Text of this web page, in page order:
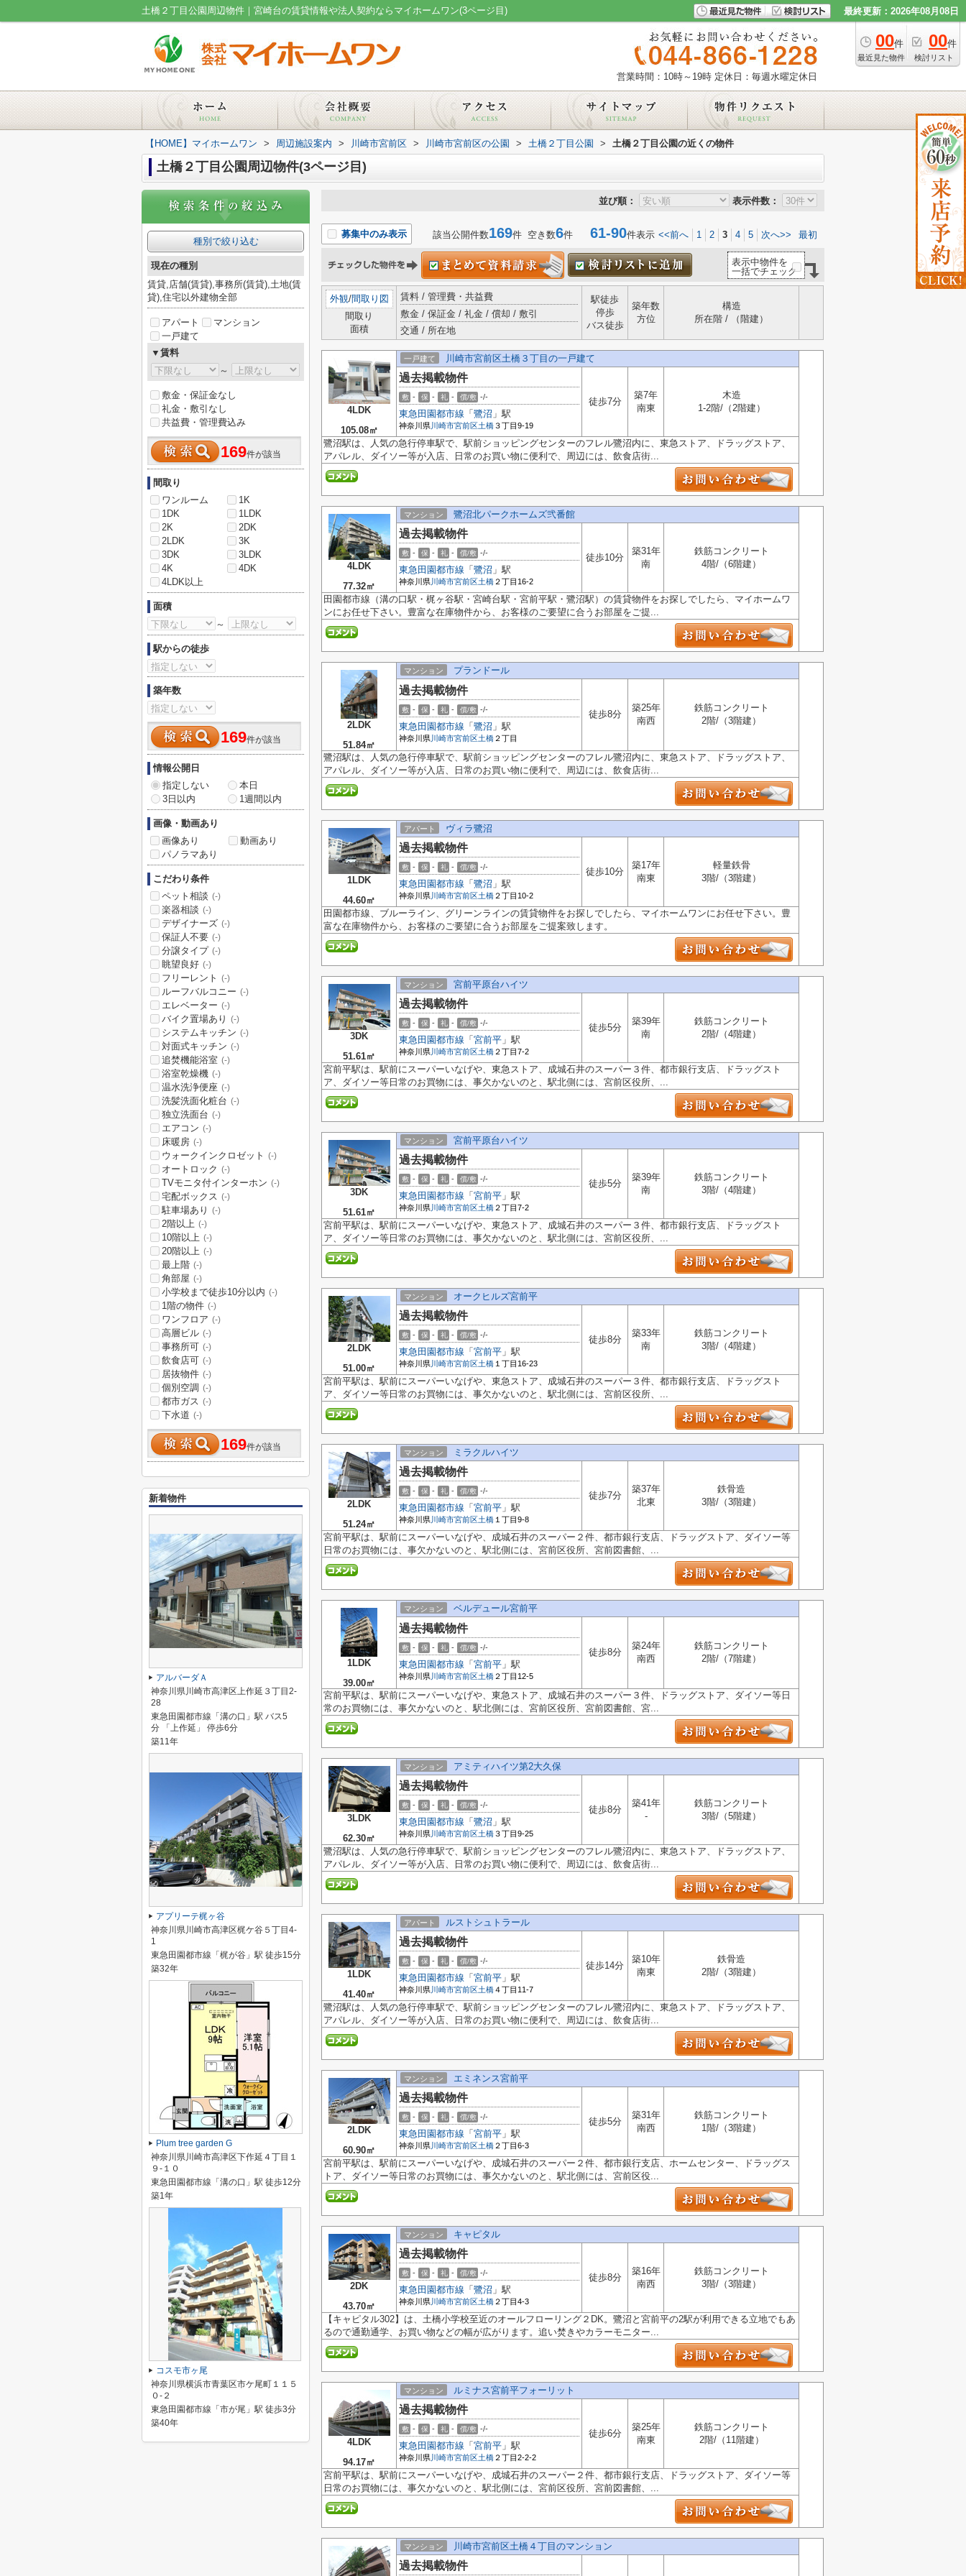
土橋２丁目公園周辺物件｜宮崎台の賃貸情報や法人契約ならマイホームワン(3ページ目) 最終更新：2026年08月08日
00件
最近見た物件
00件
検討リスト
営業時間：10時～19時 定休日：毎週水曜定休日
【HOME】マイホームワン > 周辺施設案内 > 川崎市宮前区 > 川崎市宮前区の公園 > 土橋２丁目公園 > 土橋２丁目公園の近くの物件
土橋２丁目公園周辺物件(3ページ目)
並び順： 表示件数：
募集中のみ表示 該当公開件数169件 空き数6件 61-90件表示 <<前へ 1 2 3 4 5 次へ>> 最初
表示中物件を
一括でチェック
外観/間取り図
間取り
面積
賃料 / 管理費・共益費
敷金 / 保証金 / 礼金 / 償却 / 敷引
交通 / 所在地
駅徒歩
停歩
バス徒歩
築年数
方位
構造
所在階 / （階建）
4LDK
105.08㎡
一戸建て 川崎市宮前区土橋３丁目の一戸建て
過去掲載物件
敷 - 保 - 礼 - 償/敷 -/-
東急田園都市線 「 鷺沼 」駅
神奈川県川崎市宮前区 土橋３丁目9-19
徒歩7分
築7年
南東
木造
1-2階/（2階建）
鷺沼駅は、人気の急行停車駅で、駅前ショッピングセンターのフレル鷺沼内に、東急ストア、ドラッグストア、
アパレル、ダイソー等が入店、日常のお買い物に便利で、周辺には、飲食店街...
4LDK
77.32㎡
マンション 鷺沼北パークホームズ弐番館
過去掲載物件
敷 - 保 - 礼 - 償/敷 -/-
東急田園都市線 「 鷺沼 」駅
神奈川県川崎市宮前区 土橋 ２丁目16-2
徒歩10分
築31年
南
鉄筋コンクリート
4階/（6階建）
田園都市線（溝の口駅・梶ヶ谷駅・宮崎台駅・宮前平駅・鷺沼駅）の賃貸物件をお探しでしたら、マイホームワ
ンにお任せ下さい。豊富な在庫物件から、お客様のご要望に合うお部屋をご提...
2LDK
51.84㎡
マンション プランドール
過去掲載物件
敷 - 保 - 礼 - 償/敷 -/-
東急田園都市線 「 鷺沼 」駅
神奈川県川崎市宮前区 土橋 ２丁目
徒歩8分
築25年
南西
鉄筋コンクリート
2階/（3階建）
鷺沼駅は、人気の急行停車駅で、駅前ショッピングセンターのフレル鷺沼内に、東急ストア、ドラッグストア、
アパレル、ダイソー等が入店、日常のお買い物に便利で、周辺には、飲食店街...
1LDK
44.60㎡
アパート ヴィラ鷺沼
過去掲載物件
敷 - 保 - 礼 - 償/敷 -/-
東急田園都市線 「 鷺沼 」駅
神奈川県川崎市宮前区 土橋 ２丁目10-2
徒歩10分
築17年
南東
軽量鉄骨
3階/（3階建）
田園都市線、ブルーライン、グリーンラインの賃貸物件をお探しでしたら、マイホームワンにお任せ下さい。豊
富な在庫物件から、お客様のご要望に合うお部屋をご提案致します。
3DK
51.61㎡
マンション 宮前平原台ハイツ
過去掲載物件
敷 - 保 - 礼 - 償/敷 -/-
東急田園都市線 「 宮前平 」駅
神奈川県川崎市宮前区 土橋 ２丁目7-2
徒歩5分
築39年
南
鉄筋コンクリート
2階/（4階建）
宮前平駅は、駅前にスーパーいなげや、東急ストア、成城石井のスーパー３件、都市銀行支店、ドラッグスト
ア、ダイソー等日常のお買物には、事欠かないのと、駅北側には、宮前区役所、...
3DK
51.61㎡
マンション 宮前平原台ハイツ
過去掲載物件
敷 - 保 - 礼 - 償/敷 -/-
東急田園都市線 「 宮前平 」駅
神奈川県川崎市宮前区 土橋 ２丁目7-2
徒歩5分
築39年
南
鉄筋コンクリート
3階/（4階建）
宮前平駅は、駅前にスーパーいなげや、東急ストア、成城石井のスーパー３件、都市銀行支店、ドラッグスト
ア、ダイソー等日常のお買物には、事欠かないのと、駅北側には、宮前区役所、...
2LDK
51.00㎡
マンション オークヒルズ宮前平
過去掲載物件
敷 - 保 - 礼 - 償/敷 -/-
東急田園都市線 「 宮前平 」駅
神奈川県川崎市宮前区 土橋 １丁目16-23
徒歩8分
築33年
南
鉄筋コンクリート
3階/（4階建）
宮前平駅は、駅前にスーパーいなげや、東急ストア、成城石井のスーパー３件、都市銀行支店、ドラッグスト
ア、ダイソー等日常のお買物には、事欠かないのと、駅北側には、宮前区役所、...
2LDK
51.24㎡
マンション ミラクルハイツ
過去掲載物件
敷 - 保 - 礼 - 償/敷 -/-
東急田園都市線 「 宮前平 」駅
神奈川県川崎市宮前区 土橋 １丁目9-8
徒歩7分
築37年
北東
鉄骨造
3階/（3階建）
宮前平駅は、駅前にスーパーいなげや、成城石井のスーパー２件、都市銀行支店、ドラッグストア、ダイソー等
日常のお買物には、事欠かないのと、駅北側には、宮前区役所、宮前図書館、...
1LDK
39.00㎡
マンション ベルデュール宮前平
過去掲載物件
敷 - 保 - 礼 - 償/敷 -/-
東急田園都市線 「 宮前平 」駅
神奈川県川崎市宮前区 土橋 ２丁目12-5
徒歩8分
築24年
南西
鉄筋コンクリート
2階/（7階建）
宮前平駅は、駅前にスーパーいなげや、東急ストア、成城石井のスーパー３件、ドラッグストア、ダイソー等日
常のお買物には、事欠かないのと、駅北側には、宮前区役所、宮前図書館、宮...
3LDK
62.30㎡
マンション アミティハイツ第2大久保
過去掲載物件
敷 - 保 - 礼 - 償/敷 -/-
東急田園都市線 「 鷺沼 」駅
神奈川県川崎市宮前区 土橋３丁目9-25
徒歩8分
築41年
-
鉄筋コンクリート
3階/（5階建）
鷺沼駅は、人気の急行停車駅で、駅前ショッピングセンターのフレル鷺沼内に、東急ストア、ドラッグストア、
アパレル、ダイソー等が入店、日常のお買い物に便利で、周辺には、飲食店街...
1LDK
41.40㎡
アパート ルストシュトラール
過去掲載物件
敷 - 保 - 礼 - 償/敷 -/-
東急田園都市線 「 宮前平 」駅
神奈川県川崎市宮前区 土橋４丁目11-7
徒歩14分
築10年
南東
鉄骨造
2階/（3階建）
鷺沼駅は、人気の急行停車駅で、駅前ショッピングセンターのフレル鷺沼内に、東急ストア、ドラッグストア、
アパレル、ダイソー等が入店、日常のお買い物に便利で、周辺には、飲食店街...
2LDK
60.90㎡
マンション エミネンス宮前平
過去掲載物件
敷 - 保 - 礼 - 償/敷 -/-
東急田園都市線 「 宮前平 」駅
神奈川県川崎市宮前区 土橋 ２丁目6-3
徒歩5分
築31年
南西
鉄筋コンクリート
1階/（3階建）
宮前平駅は、駅前にスーパーいなげや、成城石井のスーパー２件、都市銀行支店、ホームセンター、ドラッグス
トア、ダイソー等日常のお買物には、事欠かないのと、駅北側には、宮前区役...
2DK
43.70㎡
マンション キャピタル
過去掲載物件
敷 - 保 - 礼 - 償/敷 -/-
東急田園都市線 「 鷺沼 」駅
神奈川県川崎市宮前区 土橋 ２丁目4-3
徒歩8分
築16年
南西
鉄筋コンクリート
3階/（3階建）
【キャピタル302】は、土橋小学校至近のオールフローリング２DK。鷺沼と宮前平の2駅が利用できる立地でもあ
るので通勤通学、お買い物などの幅が広がります。追い焚きやカラーモニター...
4LDK
94.17㎡
マンション ルミナス宮前平フォーリット
過去掲載物件
敷 - 保 - 礼 - 償/敷 -/-
東急田園都市線 「 宮前平 」駅
神奈川県川崎市宮前区 土橋 ２丁目2-2-2
徒歩6分
築25年
南東
鉄筋コンクリート
2階/（11階建）
宮前平駅は、駅前にスーパーいなげや、成城石井のスーパー２件、都市銀行支店、ドラッグストア、ダイソー等
日常のお買物には、事欠かないのと、駅北側には、宮前区役所、宮前図書館、...
マンション 川崎市宮前区土橋４丁目のマンション
過去掲載物件
種別で絞り込む
現在の種別
賃貸,店舗(賃貸),事務所(賃貸),土地(賃
貸),住宅以外建物全部
アパート
マンション
一戸建て
▼賃料
～
敷金・保証金なし
礼金・敷引なし
共益費・管理費込み
169件が該当
間取り
ワンルーム
1K
1DK
1LDK
2K
2DK
2LDK
3K
3DK
3LDK
4K
4DK
4LDK以上
面積
～
駅からの徒歩
築年数
169件が該当
情報公開日
指定しない
本日
3日以内
1週間以内
画像・動画あり
画像あり
動画あり
パノラマあり
こだわり条件
ペット相談 (-)
楽器相談 (-)
デザイナーズ (-)
保証人不要 (-)
分譲タイプ (-)
眺望良好 (-)
フリーレント (-)
ルーフバルコニー (-)
エレベーター (-)
バイク置場あり (-)
システムキッチン (-)
対面式キッチン (-)
追焚機能浴室 (-)
浴室乾燥機 (-)
温水洗浄便座 (-)
洗髪洗面化粧台 (-)
独立洗面台 (-)
エアコン (-)
床暖房 (-)
ウォークインクロゼット (-)
オートロック (-)
TVモニタ付インターホン (-)
宅配ボックス (-)
駐車場あり (-)
2階以上 (-)
10階以上 (-)
20階以上 (-)
最上階 (-)
角部屋 (-)
小学校まで徒歩10分以内 (-)
1階の物件 (-)
ワンフロア (-)
高層ビル (-)
事務所可 (-)
飲食店可 (-)
居抜物件 (-)
個別空調 (-)
都市ガス (-)
下水道 (-)
169件が該当
新着物件
アルバーダＡ
神奈川県川崎市高津区上作延３丁目2-
28
東急田園都市線「溝の口」駅 バス5
分 「上作延」 停歩6分
築11年
アプリーテ梶ヶ谷
神奈川県川崎市高津区梶ケ谷５丁目4-
1
東急田園都市線「梶が谷」駅 徒歩15分
築32年
Plum tree garden G
神奈川県川崎市高津区下作延４丁目１
９-１０
東急田園都市線「溝の口」駅 徒歩12分
築1年
コスモ市ヶ尾
神奈川県横浜市青葉区市ケ尾町１１５
０-２
東急田園都市線「市が尾」駅 徒歩3分
築40年